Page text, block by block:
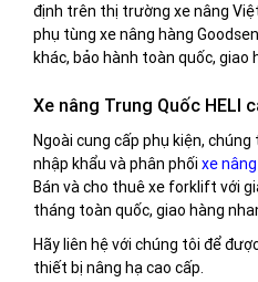
định trên thị trường xe nâng
phụ tùng xe nâng hàng
khác, bảo hành toàn quốc, giao
Xe nâng Trung Quốc HELI
Ngoài cung cấp phụ kiện,
nhập khẩu và phân phối xe
Bán và cho thuê xe forklift với
tháng toàn quốc, giao hàng
Hãy liên hệ với chúng tôi để
thiết bị nâng hạ cao cấp.